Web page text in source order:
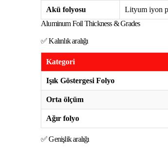
Akü folyosu Lityum iyon
Aluminum Foil Thickness & Grades
✅ Kalınlık aralığı
Kategori
Işık Göstergesi Folyo
Orta ölçüm
Ağır folyo
✅ Genişlik aralığı